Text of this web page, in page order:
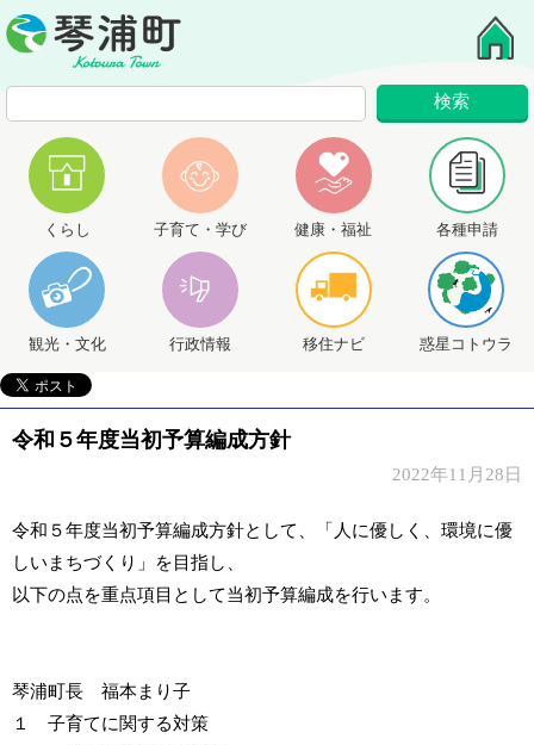
くらし 子育て・学び 健康・福祉 各種申請
観光・文化 行政情報 移住ナビ 惑星コトウラ
令和５年度当初予算編成方針
2022年11月28日
令和５年度当初予算編成方針として、「人に優しく、環境に優
しいまちづくり」を目指し、
以下の点を重点項目として当初予算編成を行います。
琴浦町長 福本まり子
１ 子育てに関する対策